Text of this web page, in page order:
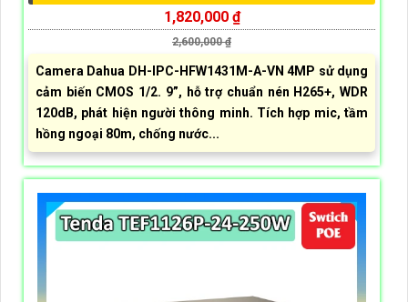
1,820,000 ₫
2,600,000 ₫
Camera Dahua DH-IPC-HFW1431M-A-VN 4MP sử dụng
cảm biến CMOS 1/2. 9”, hỗ trợ chuẩn nén H265+, WDR
120dB, phát hiện người thông minh. Tích hợp mic, tầm
hồng ngoại 80m, chống nước...